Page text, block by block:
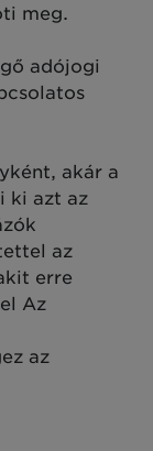
meg.
adójogi
akár a
ki azt az
az
erre
Az
az